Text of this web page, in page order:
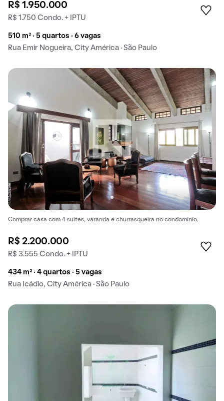
R$ 1.950.000
R$ 1.750 Condo. + IPTU
510 m² · 5 quartos · 6 vagas
Rua Emir Nogueira, City América · São Paulo
Comprar casa com 4 suítes, varanda e churrasqueira no condomínio.
R$ 2.200.000
R$ 3.555 Condo. + IPTU
434 m² · 4 quartos · 5 vagas
Rua Icádio, City América · São Paulo